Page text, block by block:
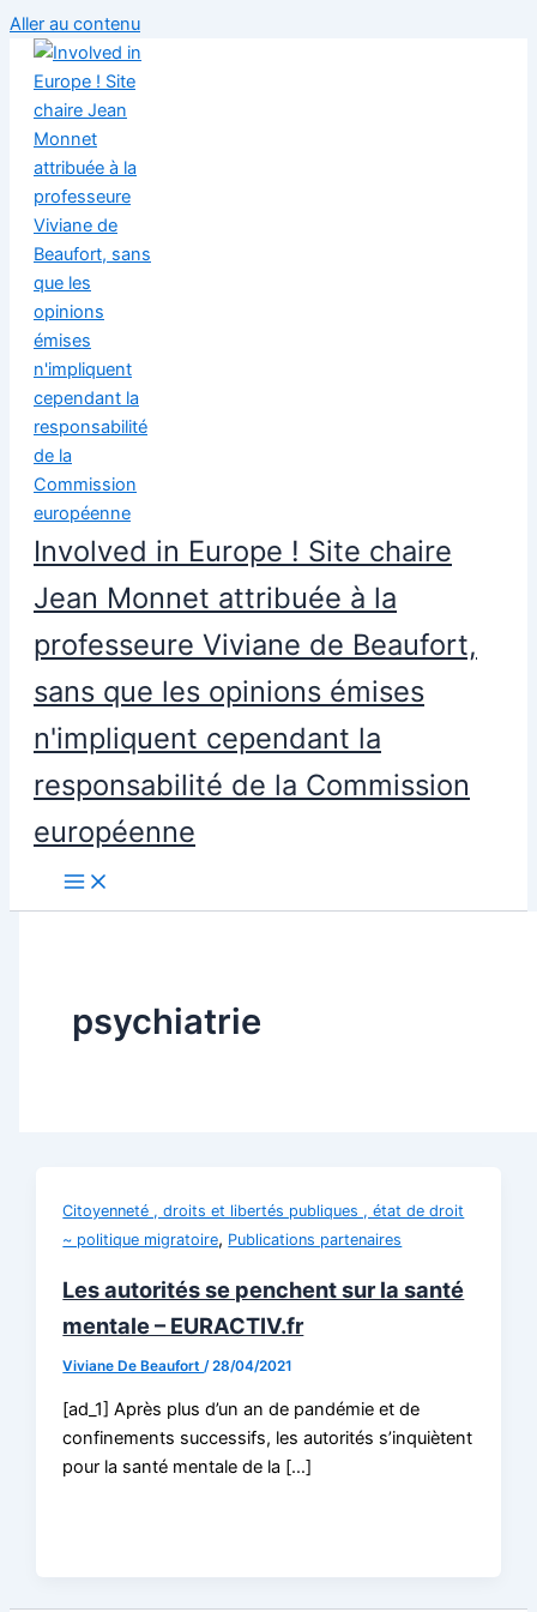
Aller au contenu
Involved in Europe ! Site chaire
Jean Monnet attribuée à la
professeure Viviane de Beaufort,
sans que les opinions émises
n'impliquent cependant la
responsabilité de la Commission
européenne
psychiatrie
Citoyenneté , droits et libertés publiques , état de droit
~ politique migratoire, Publications partenaires
Les autorités se penchent sur la santé
mentale – EURACTIV.fr
Viviane De Beaufort/28/04/2021
[ad_1] Après plus d’un an de pandémie et de
confinements successifs, les autorités s’inquiètent
pour la santé mentale de la […]